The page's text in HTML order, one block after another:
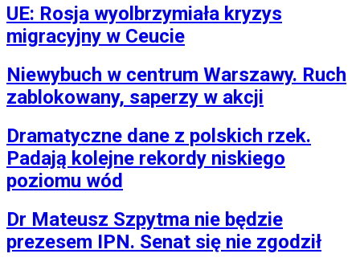
Moja szkoła
Pogoda
Moto
Zdrowie
Choroby
Profilaktyka
Nieruchomości
Budowa i remont
Architektura i design
Kupno i wynajem
Aktualności
Premiery
Recenzje
UE: Rosja wyolbrzymiała kryzys
migracyjny w Ceucie
Niewybuch w centrum Warszawy. Ruch
zablokowany, saperzy w akcji
Dramatyczne dane z polskich rzek.
Padają kolejne rekordy niskiego
poziomu wód
Dr Mateusz Szpytma nie będzie
prezesem IPN. Senat się nie zgodził